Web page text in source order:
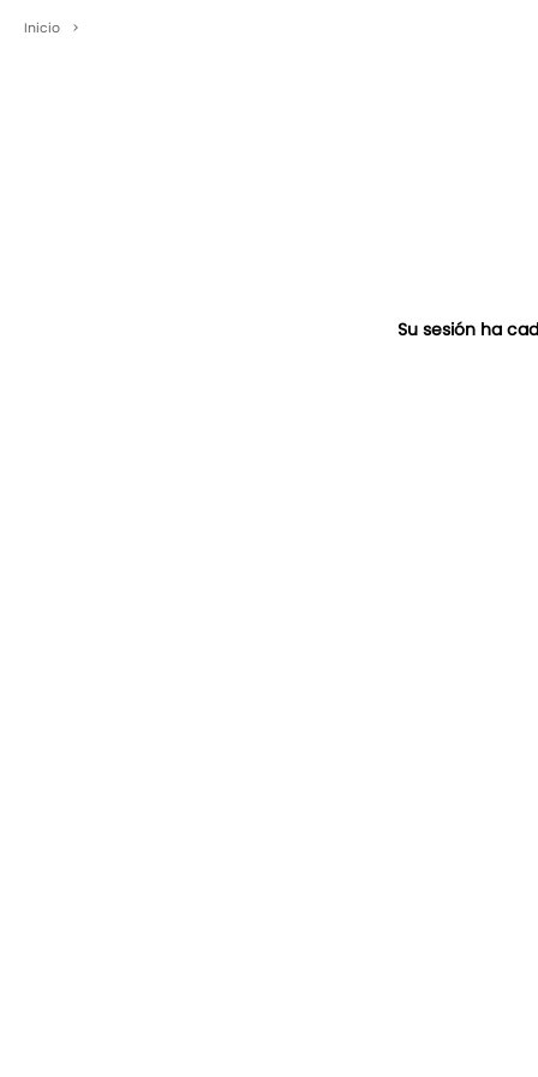
Inicio >
Su sesión ha